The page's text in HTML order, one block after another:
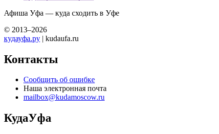
Афиша Уфа — куда сходить в Уфе
© 2013–2026
кудауфа.ру | kudaufa.ru
Контакты
Сообщить об ошибке
Наша электронная почта
mailbox@kudamoscow.ru
КудаУфа